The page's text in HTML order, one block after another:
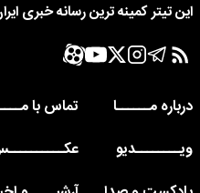
این تیتر کمینه ترین رسانه خبری
درباره مــــــا
تماس با
ویــــــــدیو